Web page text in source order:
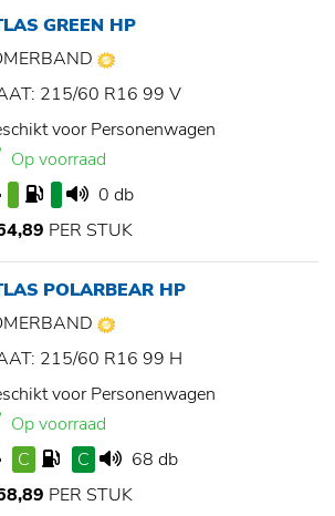
GREEN HP
215/60 R16 99 V
voor Personenwagen
Op voorraad
0 db
PER STUK
POLARBEAR HP
215/60 R16 99 H
voor Personenwagen
Op voorraad
C
C
68 db
PER STUK